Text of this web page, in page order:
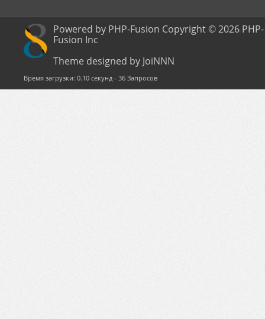
Powered by PHP-Fusion Copyright © 2026 PHP-
Fusion Inc
Theme designed by JoiNNN
Время загрузки: 0.10 секунд - 36 Запросов